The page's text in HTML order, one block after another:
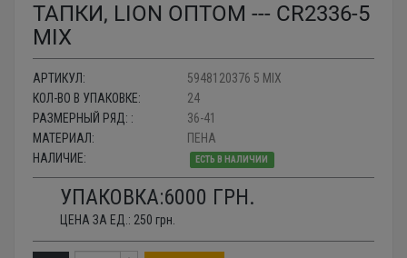
ТАПКИ, LION ОПТОМ --- CR2336-5
MIX
АРТИКУЛ:
5948120376 5 MIX
КОЛ-ВО В УПАКОВКЕ:
24
РАЗМЕРНЫЙ РЯД: :
36-41
МАТЕРИАЛ:
ПЕНА
НАЛИЧИЕ:
ЕСТЬ В НАЛИЧИИ
УПАКОВКА:6000 ГРН.
ЦЕНА ЗА ЕД.: 250 грн.